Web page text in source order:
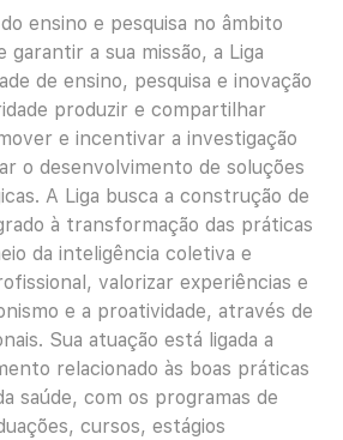
ensino e pesquisa no âmbito
garantir a sua missão, a Liga
de ensino, pesquisa e inovação
produzir e compartilhar
e incentivar a investigação
o desenvolvimento de soluções
A Liga busca a construção de
à transformação das práticas
da inteligência coletiva e
valorizar experiências e
e a proatividade, através de
Sua atuação está ligada a
relacionado às boas práticas
saúde, com os programas de
cursos, estágios